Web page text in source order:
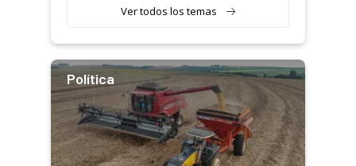
Ver todos los temas
Política